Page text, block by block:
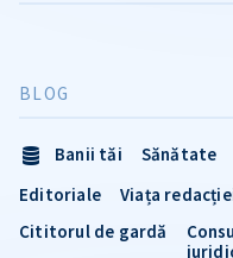
BLOG
Banii tăi Sănătate
Editoriale
Viața
Cititorul de gardă